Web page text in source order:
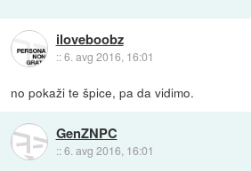
iloveboobz
::6. avg 2016, 16:01
no pokaži te špice, pa da vidimo.
GenZNPC
::6. avg 2016, 16:01